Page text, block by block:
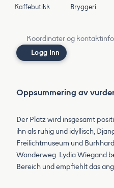
Kaffebutikk
Bryggeri
Koordinater og
Logg Inn
Oppsummering av
Der Platz wird insgesamt
ihn als ruhig und idyllisch,
Freilichtmuseum und
Wanderweg. Lydia Wiegand
Bereich und empfiehlt das